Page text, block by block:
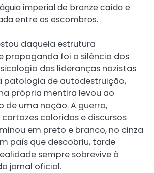
imperial de bronze caída e
entre os escombros.
daquela estrutura
propaganda foi o silêncio dos
das lideranças nazistas
patologia de autodestruição,
própria mentira levou ao
de uma nação. A guerra,
coloridos e discursos
em preto e branco, no cinza
país que descobriu, tarde
sempre sobrevive à
jornal oficial.